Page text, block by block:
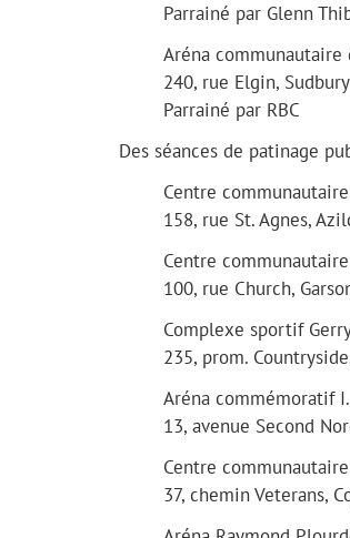
Parrainé par Glenn
Aréna communautaire
240, rue Elgin, Sudbury
Parrainé par RBC
Des séances de patinage
Centre
158, rue St. Agnes,
Centre
100, rue Church,
Complexe sportif
235, prom.
Aréna commémoratif
13, avenue Second
Centre
37, chemin Veterans,